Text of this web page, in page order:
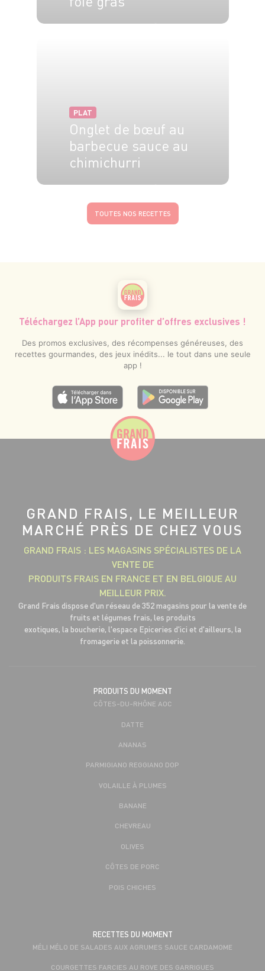
PLAT
Onglet de bœuf au
barbecue sauce au
chimichurri
TOUTES NOS RECETTES
Téléchargez l’App pour profiter d’offres exclusives !
Des promos exclusives, des récompenses généreuses, des
recettes gourmandes, des jeux inédits... le tout dans une seule
app !
GRAND FRAIS, LE MEILLEUR
MARCHÉ PRÈS DE CHEZ VOUS
GRAND FRAIS : LES MAGASINS SPÉCIALISTES DE LA
VENTE DE
PRODUITS FRAIS EN FRANCE ET EN BELGIQUE AU
MEILLEUR PRIX.
Grand Frais dispose d'un réseau de 352 magasins pour la vente de
fruits et légumes frais, les produits
exotiques, la boucherie, l'espace Epiceries d'ici et d'ailleurs, la
fromagerie et la poissonnerie.
PRODUITS DU MOMENT
CÔTES-DU-RHÔNE AOC
DATTE
ANANAS
PARMIGIANO REGGIANO DOP
VOLAILLE À PLUMES
BANANE
CHEVREAU
OLIVES
CÔTES DE PORC
POIS CHICHES
RECETTES DU MOMENT
MÉLI MÉLO DE SALADES AUX AGRUMES SAUCE CARDAMOME
COURGETTES FARCIES AU ROVE DES GARRIGUES